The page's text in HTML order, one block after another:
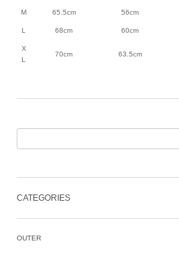
M 65.5cm 56cm
L 68cm 60cm
X
L
70cm 63.5cm
CATEGORIES
OUTER